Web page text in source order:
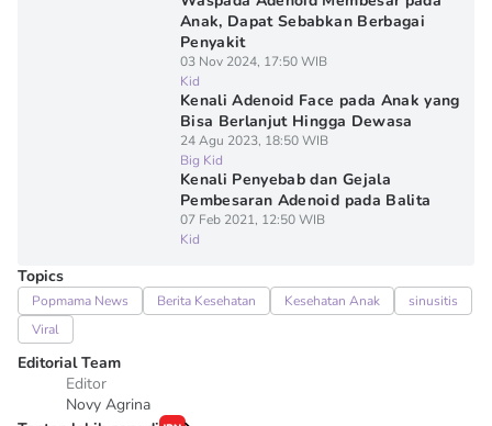
Anak, Dapat Sebabkan Berbagai
Penyakit
03 Nov 2024, 17:50 WIB
Kid
Kenali Adenoid Face pada Anak yang
Bisa Berlanjut Hingga Dewasa
24 Agu 2023, 18:50 WIB
Big Kid
Kenali Penyebab dan Gejala
Pembesaran Adenoid pada Balita
07 Feb 2021, 12:50 WIB
Kid
Topics
Popmama News Berita Kesehatan Kesehatan Anak
sinusitis
Viral
Editorial Team
Editor
Novy Agrina